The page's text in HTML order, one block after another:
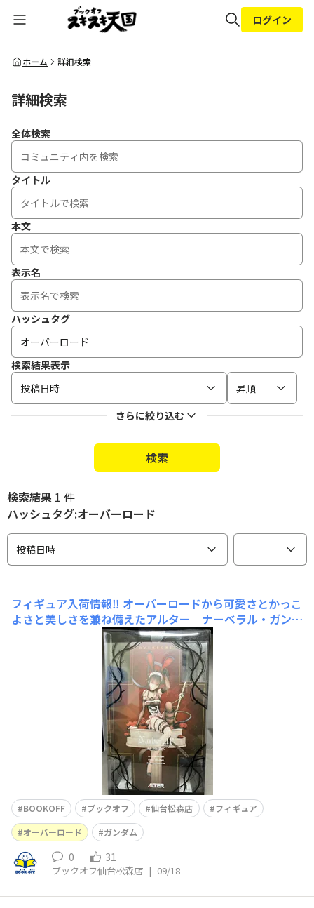
全体検索
ログイン
ホーム 詳細検索
詳細検索
全体検索
タイトル
本文
表示名
ハッシュタグ
検索結果表示
投稿日時
昇順
さらに絞り込む
検索
検索結果 1 件
ハッシュタグ:オーバーロード
投稿日時
フィギュア入荷情報‼️ オーバーロードから可愛さとかっこ
よさと美しさを兼ね備えたアルター ナーベラル・ガン
マ かなり大きめのフィギュアとなっております。 そして
ジオノグラフィ ガルバルディα の二点が入荷しました
😃 お買い求めの際は是非、BOOKOFF仙台松森店までお越
BOOKOFF ブックオフ 仙台松森店
フィギュア
オーバーロード
ガンダム
0 31
ブックオフ仙台松森店 | 09/18